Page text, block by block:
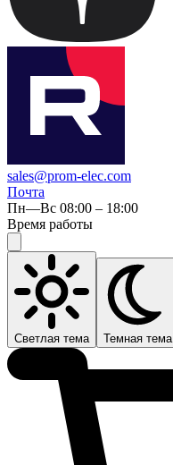
sales@prom-elec.com
Почта
Пн—Вс 08:00 – 18:00
Время работы
Светлая тема Темная тема